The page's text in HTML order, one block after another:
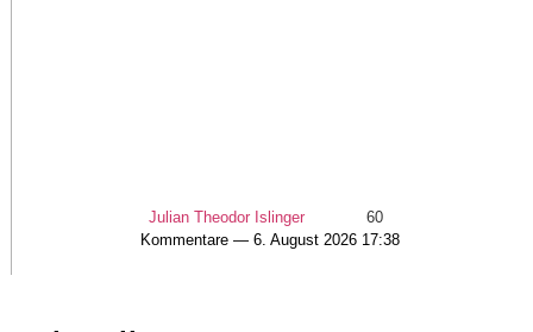
Julian Theodor Islinger
60
Kommentare — 6. August 2026 17:38